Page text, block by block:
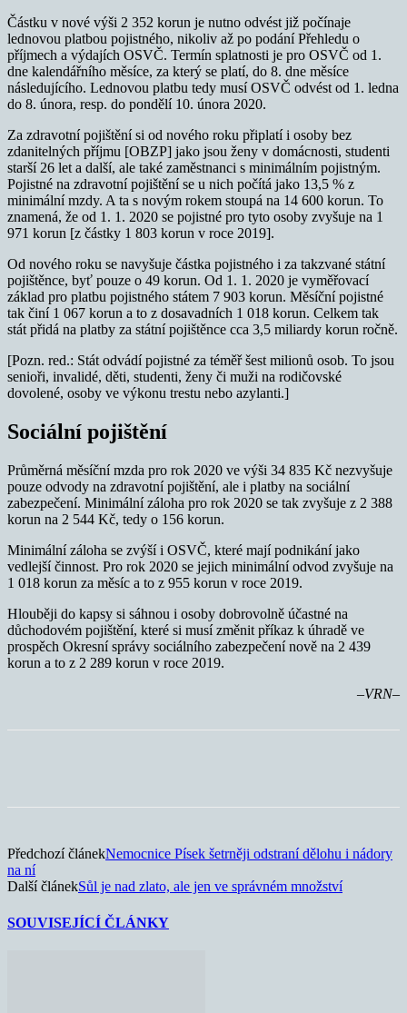
Částku v nové výši 2 352 korun je nutno odvést již počínaje
lednovou platbou pojistného, nikoliv až po podání Přehledu o
příjmech a výdajích OSVČ. Termín splatnosti je pro OSVČ od 1.
dne kalendářního měsíce, za který se platí, do 8. dne měsíce
následujícího. Lednovou platbu tedy musí OSVČ odvést od 1. ledna
do 8. února, resp. do pondělí 10. února 2020.
Za zdravotní pojištění si od nového roku připlatí i osoby bez
zdanitelných příjmu [OBZP] jako jsou ženy v domácnosti, studenti
starší 26 let a další, ale také zaměstnanci s minimálním pojistným.
Pojistné na zdravotní pojištění se u nich počítá jako 13,5 % z
minimální mzdy. A ta s novým rokem stoupá na 14 600 korun. To
znamená, že od 1. 1. 2020 se pojistné pro tyto osoby zvyšuje na 1
971 korun [z částky 1 803 korun v roce 2019].
Od nového roku se navyšuje částka pojistného i za takzvané státní
pojištěnce, byť pouze o 49 korun. Od 1. 1. 2020 je vyměřovací
základ pro platbu pojistného státem 7 903 korun. Měsíční pojistné
tak činí 1 067 korun a to z dosavadních 1 018 korun. Celkem tak
stát přidá na platby za státní pojištěnce cca 3,5 miliardy korun ročně.
[Pozn. red.: Stát odvádí pojistné za téměř šest milionů osob. To jsou
senioři, invalidé, děti, studenti, ženy či muži na rodičovské
dovolené, osoby ve výkonu trestu nebo azylanti.]
Sociální pojištění
Průměrná měsíční mzda pro rok 2020 ve výši 34 835 Kč nezvyšuje
pouze odvody na zdravotní pojištění, ale i platby na sociální
zabezpečení. Minimální záloha pro rok 2020 se tak zvyšuje z 2 388
korun na 2 544 Kč, tedy o 156 korun.
Minimální záloha se zvýší i OSVČ, které mají podnikání jako
vedlejší činnost. Pro rok 2020 se jejich minimální odvod zvyšuje na
1 018 korun za měsíc a to z 955 korun v roce 2019.
Hlouběji do kapsy si sáhnou i osoby dobrovolně účastné na
důchodovém pojištění, které si musí změnit příkaz k úhradě ve
prospěch Okresní správy sociálního zabezpečení nově na 2 439
korun a to z 2 289 korun v roce 2019.
–VRN–
Předchozí článekNemocnice Písek šetrněji odstraní dělohu i nádory
na ní
Další článekSůl je nad zlato, ale jen ve správném množství
SOUVISEJÍCÍ ČLÁNKY